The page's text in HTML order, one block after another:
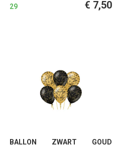
29 € 7,50
BALLON ZWART GOUD